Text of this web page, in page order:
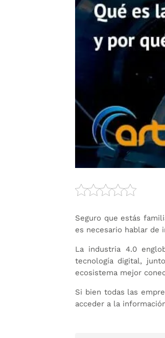
Seguro que estás
es necesario hablar de
La industria 4.0
tecnología digital,
ecosistema mejor
Si bien todas las
acceder a la